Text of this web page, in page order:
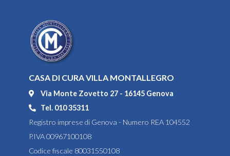
CASA DI CURA VILLA MONTALLEGRO
Via Monte Zovetto 27 - 16145 Genova
Tel. 010 35311
Registro imprese di Genova - Numero REA 104552
P.IVA 00967100108
Codice fiscale 80031550108